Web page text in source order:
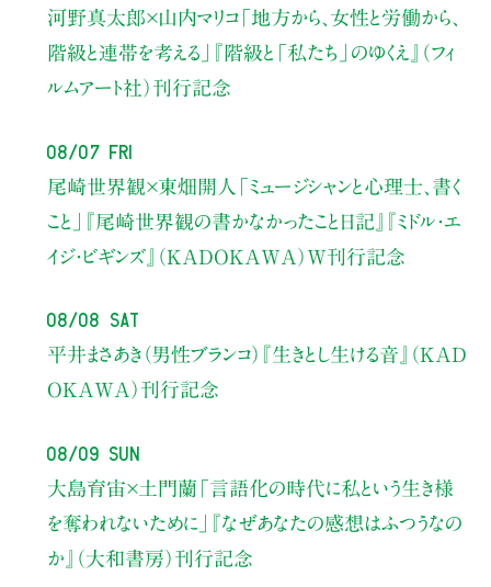
河野真太郎×山内マリコ「地方から、女性と労働から、
階級と連帯を考える」
『階級と「私たち」のゆくえ』（フィ
ルムアート社）刊行記念
08/07 Fri
尾崎世界観×東畑開人
「ミュージシャンと心理士、書く
こと」
『尾崎世界観の書かなかったこと日記』『ミドル・エ
イジ・ビギンズ』（KADOKAWA）W刊行記念
08/08 Sat
平井まさあき（男性ブランコ） 『生きとし生ける音』（KAD
OKAWA）刊行記念
08/09 Sun
大島育宙×土門蘭 「言語化の時代に私という生き様
を奪われないために」
『なぜあなたの感想はふつうなの
か』（大和書房）刊行記念